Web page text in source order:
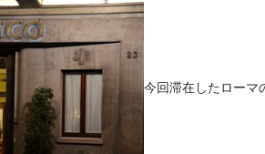
今回滞在したロー